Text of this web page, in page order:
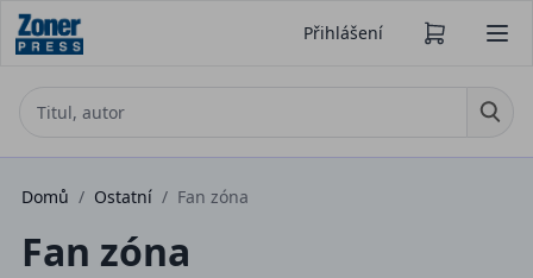
Přihlášení
Domů / Ostatní / Fan zóna
Fan zóna